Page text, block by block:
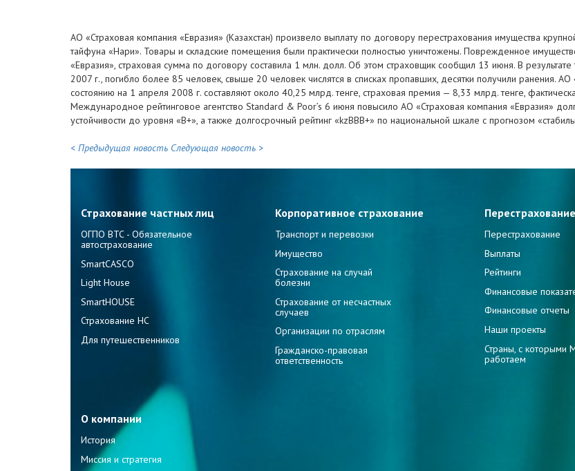
АО «Страховая компания «Евразия» (Казахстан) произвело выплату по договору перестрахования имущества
тайфуна «Нари». Товары и складские помещения были практически полностью уничтожены. Поврежденное
«Евразия», страховая сумма по договору составила 1 млн. долл. Об этом страховщик сообщил 13 июня. В
2007 г., погибло более 85 человек, свыше 20 человек числятся в списках пропавших, десятки получили ранения.
состоянию на 1 апреля 2008 г. составляют около 40,25 млрд. тенге, страховая премия — 8,33 млрд. тенге,
Международное рейтинговое агентство Standard & Poor’s 6 июня повысило АО «Страховая компания «Евразия»
устойчивости до уровня «B+», а также долгосрочный рейтинг «kzBBB+» по национальной шкале с прогнозом
< Предыдущая новость Следующая новость >
Страхование частных лиц
ОГПО ВТС - Обязательное
автострахование
SmartCASCO
Light House
SmartHOUSE
Страхование НС
Для путешественников
Корпоративное страхование
Транспорт и перевозки
Имущество
Страхование на случай
болезни
Страхование от несчастных
случаев
Организации по отраслям
Гражданско-правовая
ответственность
Перестрахование
Перестрахование
Выплаты
Рейтинги
Финансовые
Финансовые отчеты
Наши проекты
Страны, с которыми
работаем
О компании
История
Миссия и стратегия